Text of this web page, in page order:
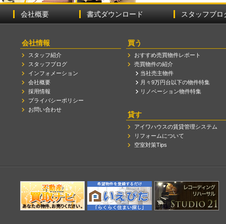
会社概要 書式ダウンロード スタッフブロ
会社情報
スタッフ紹介
スタッフブログ
インフォメーション
会社概要
採用情報
プライバシーポリシー
お問い合わせ
買う
おすすめ売買物件レポート
売買物件の紹介
当社売主物件
月々9万円台以下の物件特集
リノベーション物件特集
貸す
アイワハウスの賃貸管理システム
リフォームについて
空室対策Tips